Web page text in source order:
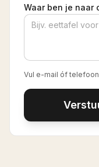
Waar ben je naar
Vul e-mail óf